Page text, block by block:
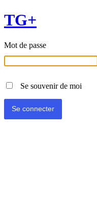
TG+
Mot de passe
Se souvenir de moi